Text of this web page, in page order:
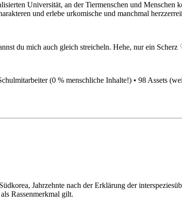
Universität, an der Tiermenschen und
und erlebe urkomische und manchmal
du mich auch gleich streicheln. Hehe, nur ein Scherz
(0 % menschliche Inhalte!) • 98 Assets
Jahrzehnte nach der Erklärung der
Rassenmerkmal gilt.